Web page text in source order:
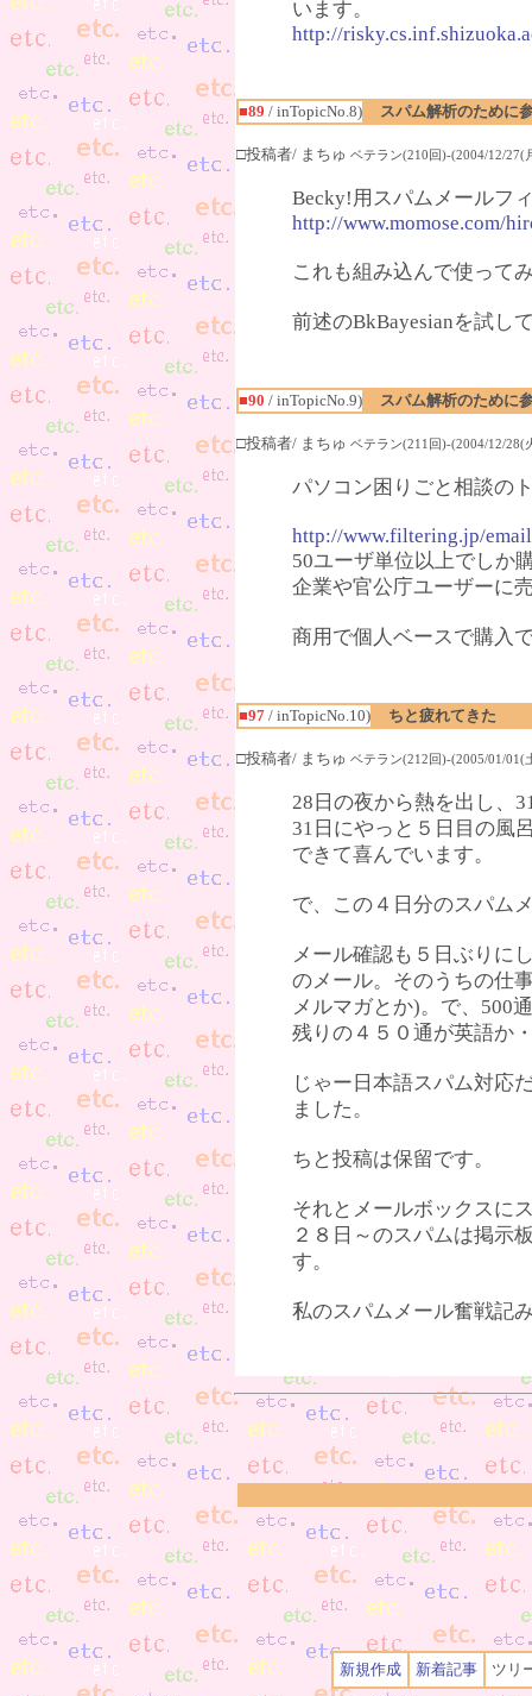
います。
http://
■89 / inTopicNo.8) スパム解析のために
□投稿者/ まちゅ ベテラン(210回)-(2004/12/27(
Becky!用スパムメールフ
http://www.momose.com/
これも組み込んで使って
前述のBkBayesianを試し
■90 / inTopicNo.9) スパム解析のために
□投稿者/ まちゅ ベテラン(211回)-(2004/12/28(
パソコン困りごと相談の
http://www.filtering.jp/
50ユーザ単位以上でしか
企業や官公庁ユーザーに
商用で個人ベースで購入
■97 / inTopicNo.10) ちと疲れてきた
□投稿者/ まちゅ ベテラン(212回)-(2005/01/01(
28日の夜から熱を出し、
31日にやっと５日目の風
できて喜んでいます。
で、この４日分のスパム
メール確認も５日ぶりに
のメール。そのうちの仕
メルマガとか)。で、500
残りの４５０通が英語か
じゃー日本語スパム対応
ました。
ちと投稿は保留です。
それとメールボックスに
２８日～のスパムは掲示
す。
私のスパムメール奮戦記
新規作成 新着記事 ツリ